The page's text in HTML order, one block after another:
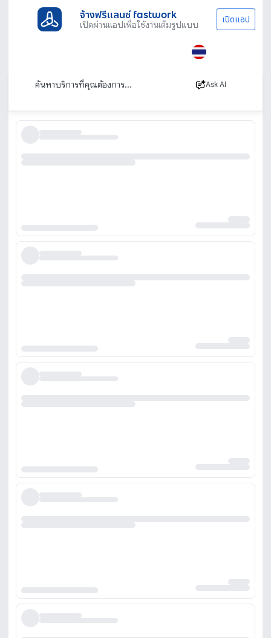
จ้างฟรีแลนซ์ fastwork
เปิดผ่านแอปเพื่อใช้งานเต็มรูปแบบ เปิดแอป
Ask AI
ติวครูผู้ช่วย สอนสด ตัวต่อตัว เรียนออนไลน์
เรียงตาม